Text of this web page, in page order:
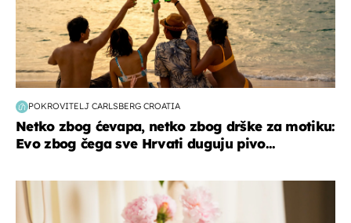
POKROVITELJ CARLSBERG CROATIA
Netko zbog ćevapa, netko zbog drške za motiku:
Evo zbog čega sve Hrvati duguju pivo...
moda & ljepota